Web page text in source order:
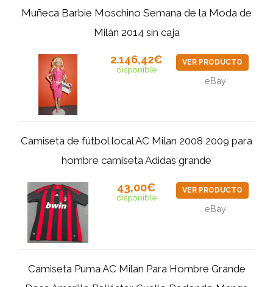
Muñeca Barbie Moschino Semana de la Moda de
Milán 2014 sin caja
2.146,42€
disponible
VER PRODUCTO
eBay
Camiseta de fútbol local AC Milan 2008 2009 para
hombre camiseta Adidas grande
43,00€
disponible
VER PRODUCTO
eBay
Camiseta Puma AC Milan Para Hombre Grande